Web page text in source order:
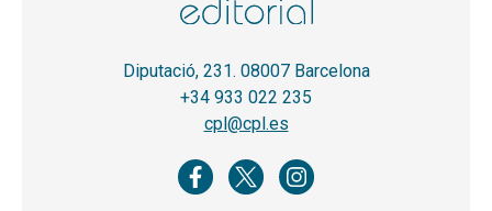
Diputació, 231. 08007 Barcelona
+34 933 022 235
cpl@cpl.es